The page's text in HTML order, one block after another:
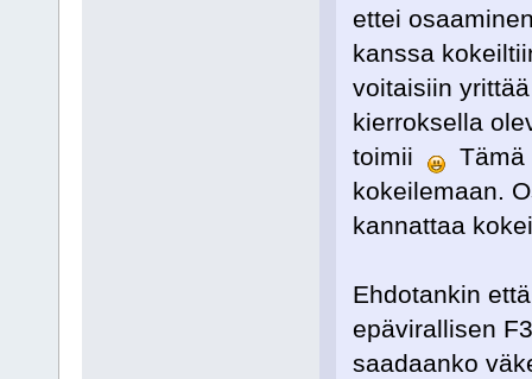
ettei
kanssa
voitaisiin
kierroksella
toimii
Tämä
kokeilemaan.
kannattaa
Ehdotankin
epävirallisen
saadaanko